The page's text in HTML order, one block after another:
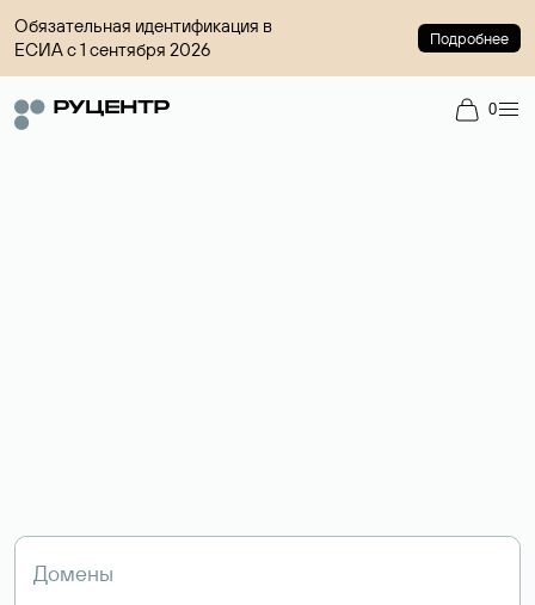
Обязательная идентификация в
ЕСИА с 1 сентября 2026
Подробнее
0